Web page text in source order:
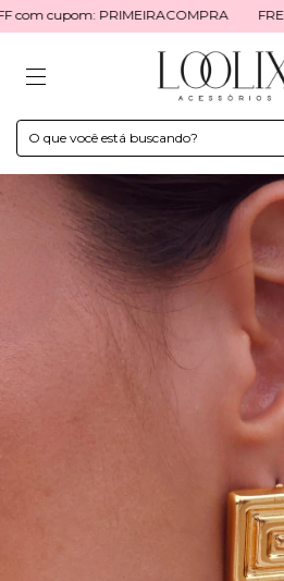
cupom: PRIMEIRACOMPRA